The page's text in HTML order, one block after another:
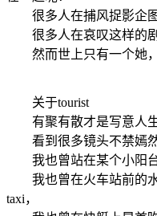
很多人在捕风捉影企图
很多人在哀叹这样的剧
然而世上只有一个她，
关于tourist
有聚有散才是写意人生
看到很多镜头不禁嫣然
我也曾站在某个小阳台
我也曾在火车站前的水
taxi，